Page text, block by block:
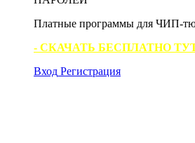
Платные программы для ЧИП-
- СКАЧАТЬ БЕСПЛАТНО
Вход Регистрация